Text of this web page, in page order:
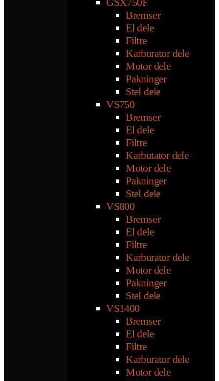
Bremser
El dele
Filtre
Karburator dele
Motor dele
Pakninger
Stel dele
VS750
Bremser
El dele
Filtre
Karbutator dele
Motor dele
Pakninger
Stel dele
VS800
Bremser
El dele
Filtre
Karburator dele
Motor dele
Pakninger
Stel dele
VS1400
Bremser
El dele
Filtre
Karburator dele
Motor dele